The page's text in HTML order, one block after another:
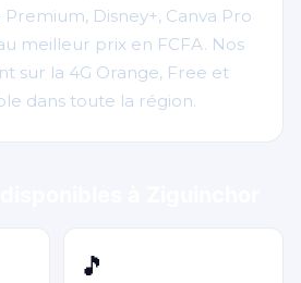
Premium, Disney+, Canva Pro
meilleur prix en FCFA. Nos
sur la 4G Orange, Free et
dans toute la région.
🎵